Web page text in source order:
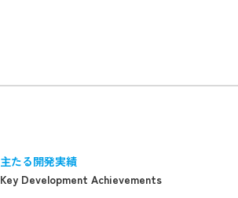
主たる開発実績
Key Development Achievements